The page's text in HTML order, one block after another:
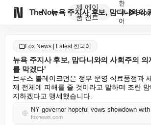
TheNote
제
품
에이
전트
한
국
어
Fox News | Latest 한국어
뉴욕 주지사 후보, 맘다니와의 사회주의
를 막겠다'
브루스 블레이크먼은 정부 운영 식료품점과
제 전체에 피해를 줄 것이라고 말하며 조란
지하겠다고 맹세했습니다.
foxnews.com